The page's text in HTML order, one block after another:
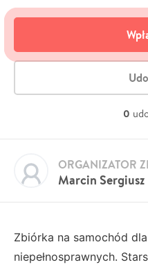
0
Marcin Sergiusz
ORGANIZATOR
Zbiórka na samochód
niepełnosprawnych.